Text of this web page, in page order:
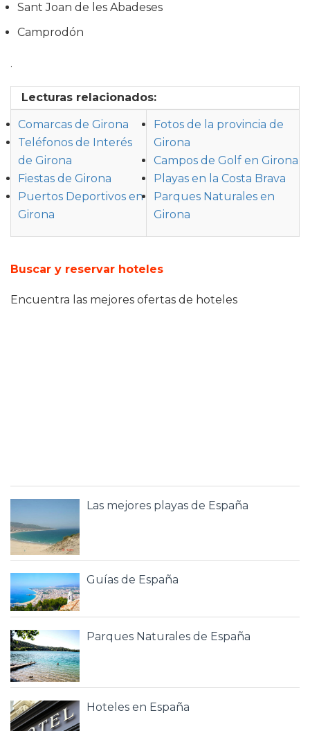
Sant Joan de les Abadeses
Camprodón
.
Lecturas relacionados:
Comarcas de Girona
Teléfonos de Interés
de Girona
Fiestas de Girona
Puertos Deportivos en
Girona
Fotos de la provincia de
Girona
Campos de Golf en Girona
Playas en la Costa Brava
Parques Naturales en
Girona
Buscar y reservar hoteles
Encuentra las mejores ofertas de hoteles
Las mejores playas de España
Guías de España
Parques Naturales de España
Hoteles en España